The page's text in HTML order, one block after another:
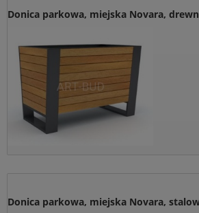
Donica parkowa, miejska Novara,
Donica parkowa, miejska Novara,
poprawianie, jak również cofnięcie zgody na
Wyrażam zgodę na przesłanie informacji
handlowych/newslettara od firmy P.W. “ART-
Bydgoszczy przy ul. Towarowej 28, na
e-mail, w celu marketingu bezpośredniego.
wyślij zapytanie.